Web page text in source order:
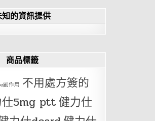
知的資訊提供
商品標籤
副作用 不用處方簽的
仕5mg ptt健力仕